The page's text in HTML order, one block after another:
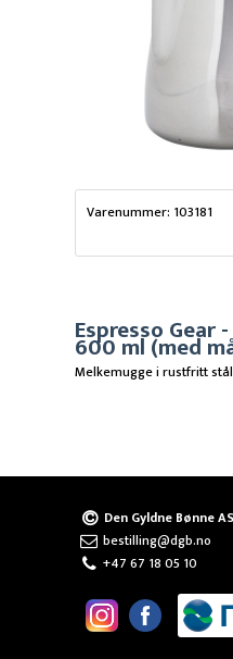
Varenummer: 103181
Espresso Gear
600 ml (med
Melkemugge i rustfritt
Den Gyldne Bønne AS
bestilling@dgb.no
+47 67 18 05 10